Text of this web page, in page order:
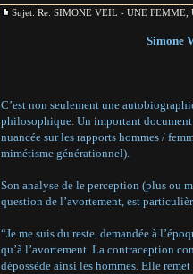
Sujet: Re: SIMONE VEIL - UNE
Simone
C’est non seulement une
philosophique. Un important document
nuancée sur les rapports hommes /
mimétisme générationnel).
Son analyse de le perception (plus ou
question de l’avortement, est
“Je me suis du reste, demandée à
qu’à l’avortement. La contraception
dépossède ainsi les hommes. Elle